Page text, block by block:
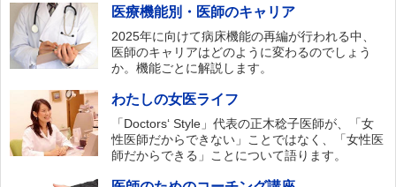
医療機能別・医師のキャリア
2025年に向けて病床機能の再編が行われる中、
医師のキャリアはどのように変わるのでしょう
か。機能ごとに解説します。
わたしの女医ライフ
「Doctors‘ Style」代表の正木稔子医師が、「女
性医師だからできない」ことではなく、「女性医
師だからできる」ことについて語ります。